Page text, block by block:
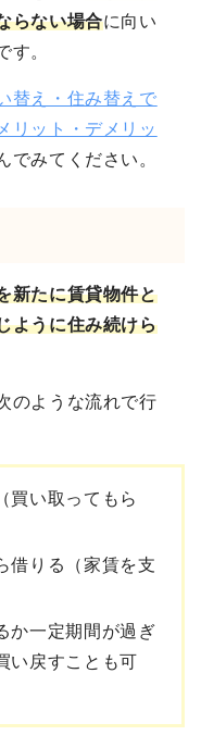
らない場合に向い
す。
替え・住み替えで
リット・デメリッ
でみてください。
新たに賃貸物件と
ように住み続けら
のような流れで行
買い取ってもら
借りる（家賃を支
か一定期間が過ぎ
い戻すことも可